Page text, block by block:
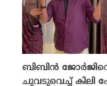
ബിബിൻ
ചുവടുവെച്ച് കിലി